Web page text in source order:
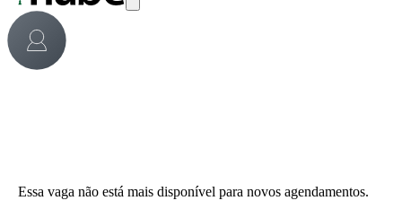
Essa vaga não está mais disponível para novos agendamentos.